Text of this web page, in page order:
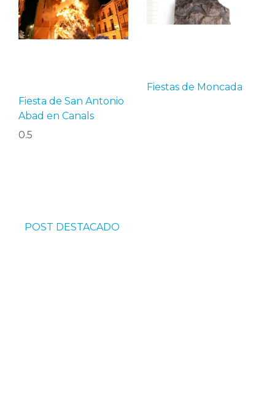
Fiesta de San Antonio
Abad en Canals
Fiestas de Moncada
POST DESTACADO